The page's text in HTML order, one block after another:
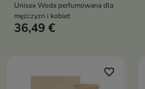
Unisex Woda perfumowana dla
mężczyzn i kobiet
36,49 €
favorite_border